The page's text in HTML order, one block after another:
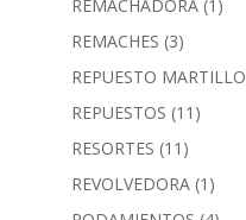
REMACHADORA (1)
REMACHES (3)
REPUESTO MARTILLO
REPUESTOS (11)
RESORTES (11)
REVOLVEDORA (1)